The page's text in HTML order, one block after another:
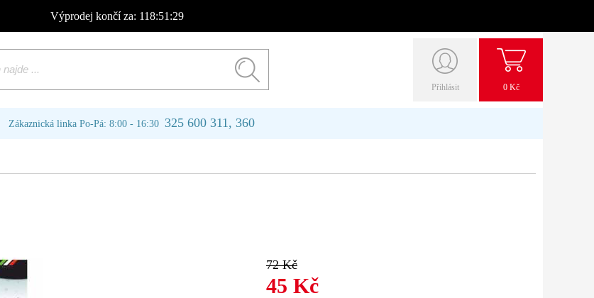
Výprodej končí za: 118:51:28
Přihlásit 0 Kč
Zákaznická linka Po-Pá: 8:00 - 16:30 325 600 311, 360
72 Kč
45 Kč